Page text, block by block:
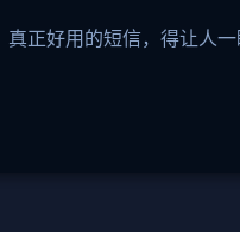
正好用的短信，得让人